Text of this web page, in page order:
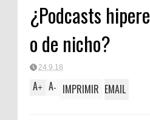
¿Podcasts
o de nicho?
24.9.18
A+ A- IMPRIMIR EMAIL